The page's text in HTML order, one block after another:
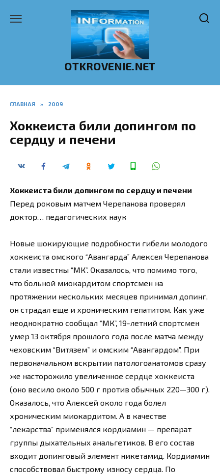
OTKROVENIE.NET
ГЛАВНАЯ » 2009
Хоккеиста били допингом по
сердцу и печени
Хоккеиста били допингом по сердцу и печени
Перед роковым матчем Черепанова проверял
доктор… педагогических наук
Новые шокирующие подробности гибели молодого
хоккеиста омского “Авангарда” Алексея Черепанова
стали известны “МК”. Оказалось, что помимо того,
что больной миокардитом спортсмен на
протяжении нескольких месяцев принимал допинг,
он страдал еще и хроническим гепатитом. Как уже
неоднократно сообщал “МК”, 19-летний спортсмен
умер 13 октября прошлого года после матча между
чеховским “Витязем” и омским “Авангардом”. При
первоначальном вскрытии патологоанатомов сразу
же насторожило увеличенное сердце хоккеиста
(оно весило около 500 г против обычных 220—300 г).
Оказалось, что Алексей около года болел
хроническим миокардитом. А в качестве
“лекарства” применялся кордиамин — препарат
группы дыхательных анальгетиков. В его состав
входит допинговый элемент никетамид. Кордиамин
способствовал быстрому износу сердца. По